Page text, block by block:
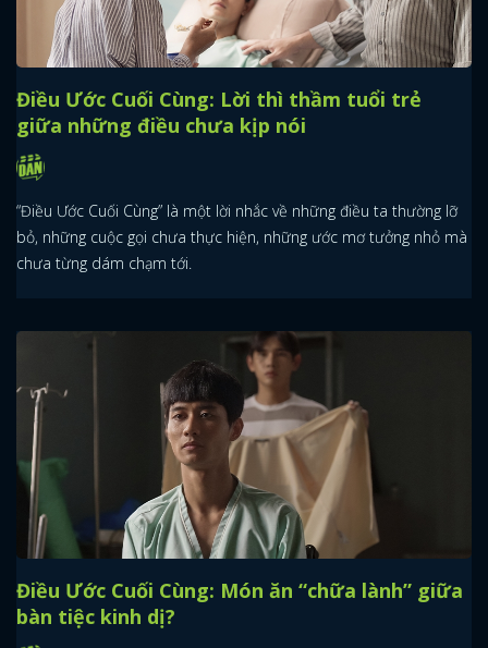
Điều Ước Cuối Cùng: Lời thì thầm tuổi trẻ
giữa những điều chưa kịp nói
“Điều Ước Cuối Cùng” là một lời nhắc về những điều ta thường lỡ
bỏ, những cuộc gọi chưa thực hiện, những ước mơ tưởng nhỏ mà
chưa từng dám chạm tới.
Điều Ước Cuối Cùng: Món ăn “chữa lành” giữa
bàn tiệc kinh dị?